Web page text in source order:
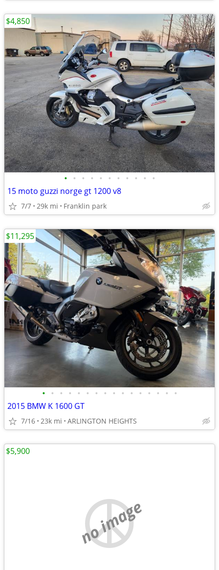
• • • • • • • • • • •
15 moto guzzi norge gt 1200 v8
7/7 29k mi Franklin park
$4,850
• • • • • • • • • • • • • • • •
2015 BMW K 1600 GT
7/16 23k mi ARLINGTON HEIGHTS
$11,295
no image
$5,900